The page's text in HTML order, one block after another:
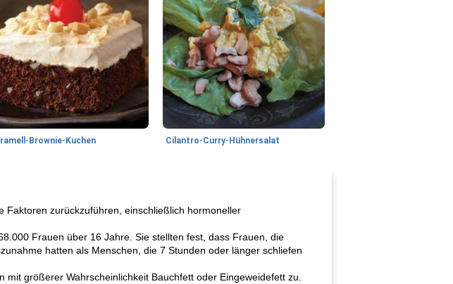
Brownie-Kuchen Cilantro-Curry-Hühnersalat
Faktoren zurückzuführen, einschließlich hormoneller
Frauen über 16 Jahre. Sie stellten fest, dass Frauen, die
hatten als Menschen, die 7 Stunden oder länger schliefen
größerer Wahrscheinlichkeit Bauchfett oder Eingeweidefett zu.